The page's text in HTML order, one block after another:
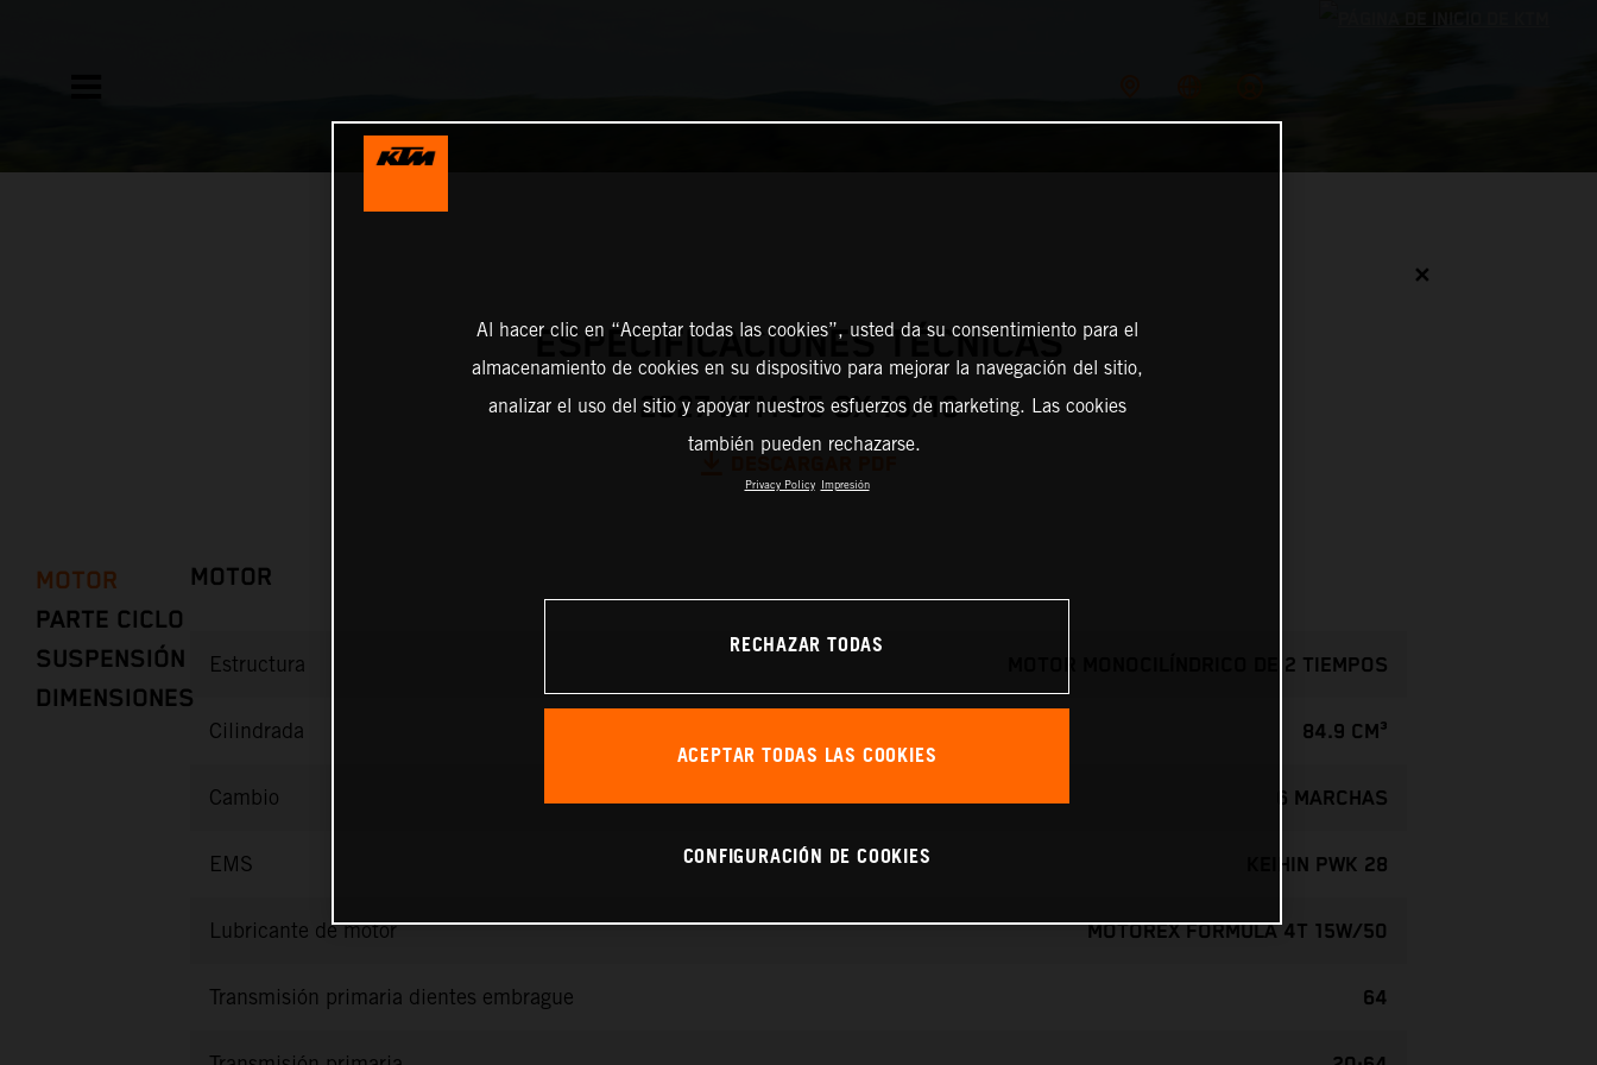
✕
ESPECIFICACIONES TÉCNICAS
2027 KTM 85 SX 19/16
MOTOR
PARTE CICLO
SUSPENSIÓN
DIMENSIONES
MOTOR
Estructura MOTOR MONOCILÍNDRICO DE 2 TIEMPOS
Cilindrada 84.9 CM³
Cambio 6 MARCHAS
EMS KEIHIN PWK 28
Lubricante de motor MOTOREX FORMULA 4T 15W/50
Transmisión primaria dientes embrague 64
Al hacer clic en “Aceptar todas las cookies”, usted da su consentimiento para el
almacenamiento de cookies en su dispositivo para mejorar la navegación del sitio,
analizar el uso del sitio y apoyar nuestros esfuerzos de marketing. Las cookies
también pueden rechazarse.
Privacy Policy Impresión
RECHAZAR TODAS
ACEPTAR TODAS LAS COOKIES
CONFIGURACIÓN DE COOKIES